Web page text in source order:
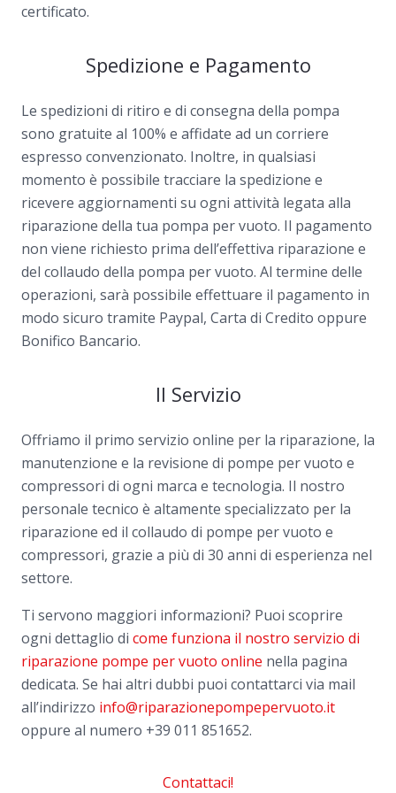
certificato.
Spedizione e Pagamento
Le spedizioni di ritiro e di consegna della pompa
sono gratuite al 100% e affidate ad un corriere
espresso convenzionato. Inoltre, in qualsiasi
momento è possibile tracciare la spedizione e
ricevere aggiornamenti su ogni attività legata alla
riparazione della tua pompa per vuoto. Il pagamento
non viene richiesto prima dell’effettiva riparazione e
del collaudo della pompa per vuoto. Al termine delle
operazioni, sarà possibile effettuare il pagamento in
modo sicuro tramite Paypal, Carta di Credito oppure
Bonifico Bancario.
Il Servizio
Offriamo il primo servizio online per la riparazione, la
manutenzione e la revisione di pompe per vuoto e
compressori di ogni marca e tecnologia. Il nostro
personale tecnico è altamente specializzato per la
riparazione ed il collaudo di pompe per vuoto e
compressori, grazie a più di 30 anni di esperienza nel
settore.
Ti servono maggiori informazioni? Puoi scoprire
ogni dettaglio di come funziona il nostro servizio di
riparazione pompe per vuoto online nella pagina
dedicata. Se hai altri dubbi puoi contattarci via mail
all’indirizzo info@riparazionepompepervuoto.it
oppure al numero +39 011 851652.
Contattaci!